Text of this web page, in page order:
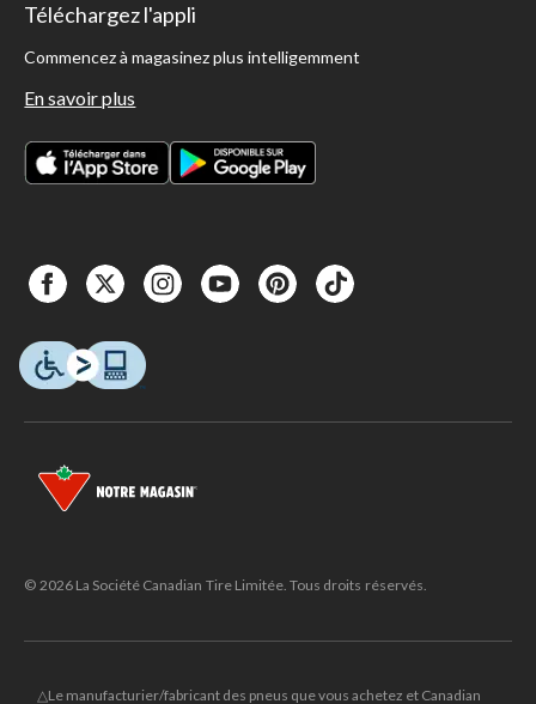
Téléchargez l'appli
Commencez à magasinez plus intelligemment
En savoir plus
© 2026 La Société Canadian Tire Limitée. Tous droits réservés.
△Le manufacturier/fabricant des pneus que vous achetez et Canadian